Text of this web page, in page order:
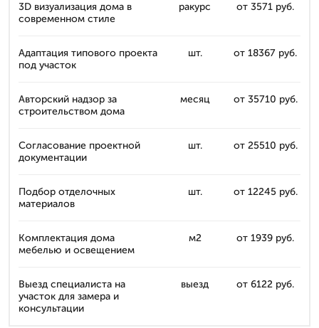
3D визуализация дома в
современном стиле
ракурс от 3571 руб.
Адаптация типового проекта
под участок
шт. от 18367 руб.
Авторский надзор за
строительством дома
месяц от 35710 руб.
Согласование проектной
документации
шт. от 25510 руб.
Подбор отделочных
материалов
шт. от 12245 руб.
Комплектация дома
мебелью и освещением
м2 от 1939 руб.
Выезд специалиста на
участок для замера и
консультации
выезд от 6122 руб.